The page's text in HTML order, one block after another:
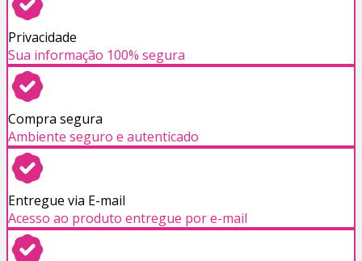
Privacidade
Sua informação 100% segura
Compra segura
Ambiente seguro e autenticado
Entregue via E-mail
Acesso ao produto entregue por e-mail